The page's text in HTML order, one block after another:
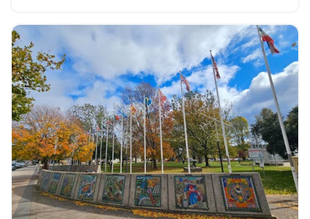
矮小的橡树和发育不良的木槌形成的桉树…